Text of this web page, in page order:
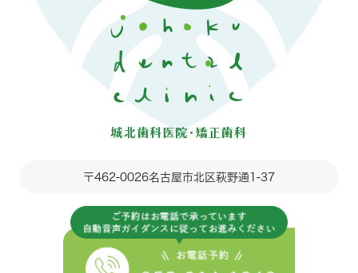
〒462-0026名古屋市北区萩野通1-37